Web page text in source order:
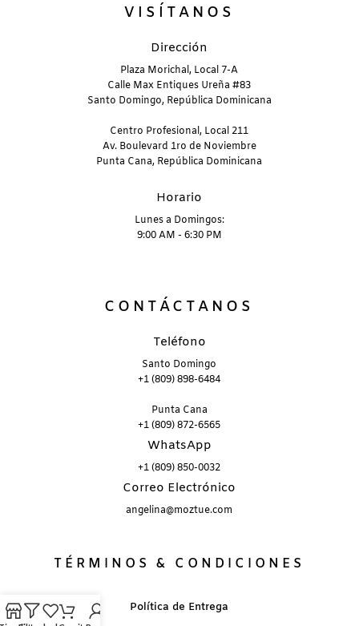
VISÍTANOS
Dirección
Plaza Morichal, Local 7-A
Calle Max Entiques Ureña #83
Santo Domingo, República Dominicana
Centro Profesional, Local 211
Av. Boulevard 1ro de Noviembre
Punta Cana, República Dominicana
Horario
Lunes a Domingos:
9:00 AM - 6:30 PM
CONTÁCTANOS
Teléfono
Santo Domingo
+1 (809) 898-6484
Punta Cana
+1 (809) 872-6565
WhatsApp
+1 (809) 850-0032
Correo Electrónico
angelina@moztue.com
TÉRMINOS & CONDICIONES
Política de Entrega